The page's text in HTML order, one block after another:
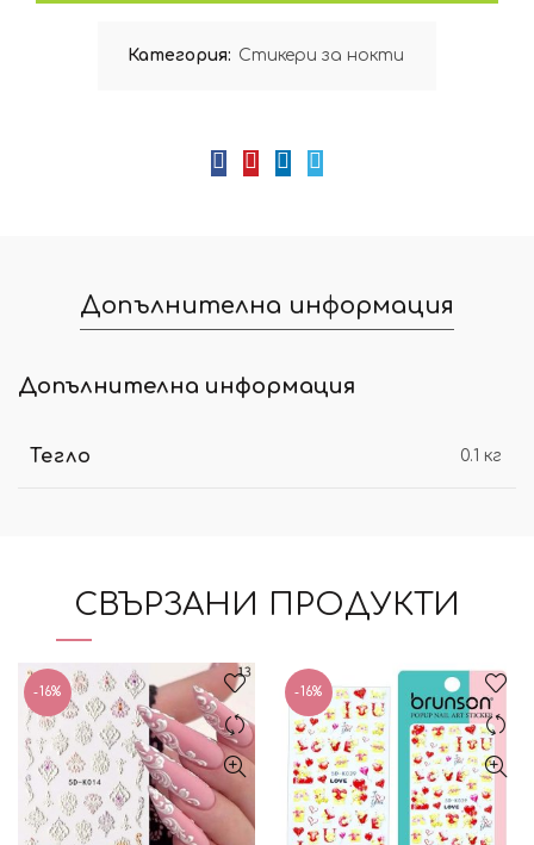
Категория: Стикери за нокти
Допълнителна информация
Допълнителна информация
Тегло 0.1 кг
СВЪРЗАНИ ПРОДУКТИ
-16% -16%